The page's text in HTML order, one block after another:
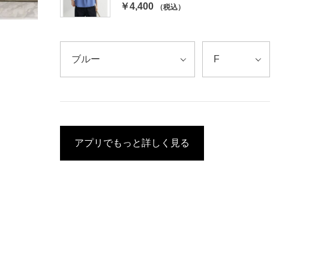
￥4,400 （税込）
アプリでもっと詳しく見る